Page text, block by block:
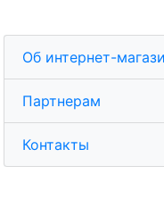
Об интернет-
Партнерам
Контакты